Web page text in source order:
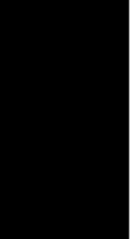
Awards
(1986)
Film
Film
y general